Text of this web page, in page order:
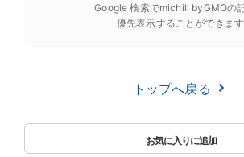
Google 検索でmichill byGMOの
優先表示することができます
トップへ戻る